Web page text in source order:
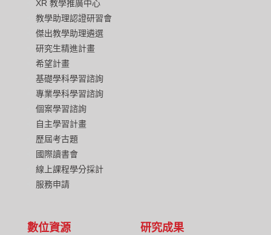
XR 教學推廣中心
教學助理認證研習會
傑出教學助理遴選
研究生精進計畫
希望計畫
基礎學科學習諮詢
專業學科學習諮詢
個案學習諮詢
自主學習計畫
歷屆考古題
國際讀書會
線上課程學分採計
服務申請
數位資源 研究成果